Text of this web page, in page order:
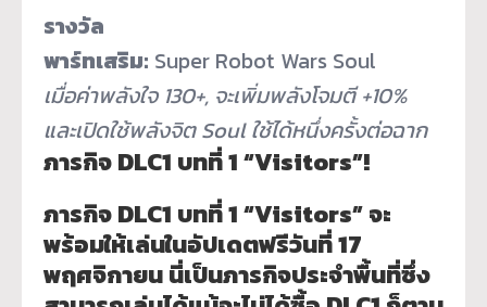
รางวัล
พาร์ทเสริม: Super Robot Wars Soul
เมื่อค่าพลังใจ 130+, จะเพิ่มพลังโจมตี +10%
และเปิดใช้พลังจิต Soul ใช้ได้หนึ่งครั้งต่อฉาก
ภารกิจ DLC1 บทที่ 1 “Visitors”!
ภารกิจ DLC1 บทที่ 1 “Visitors” จะ
พร้อมให้เล่นในอัปเดตฟรีวันที่17
พฤศจิกายน นี่เป็นภารกิจประจำพื้นที่ซึ่ง